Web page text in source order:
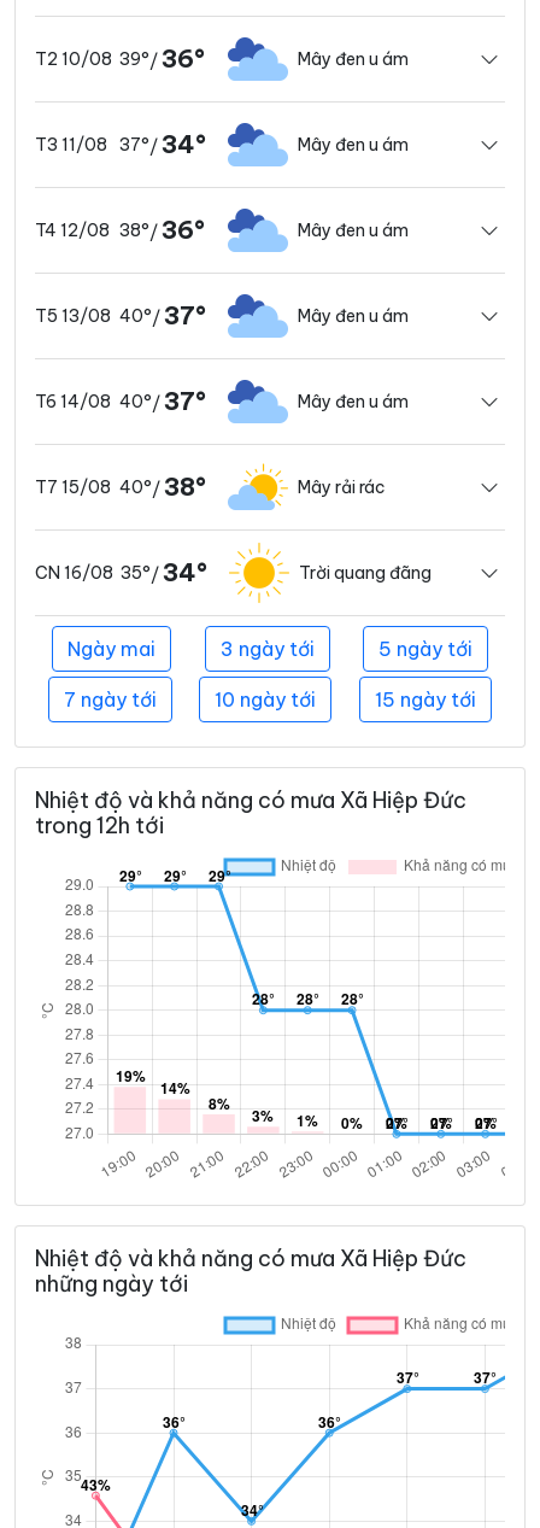
T2 10/08 39°/ 36° Mây đen u ám
T3 11/08 37°/ 34° Mây đen u ám
T4 12/08 38°/ 36° Mây đen u ám
T5 13/08 40°/ 37° Mây đen u ám
T6 14/08 40°/ 37° Mây đen u ám
T7 15/08 40°/ 38° Mây rải rác
CN 16/08 35°/ 34° Trời quang đãng
Ngày mai 3 ngày tới 5 ngày tới
7 ngày tới 10 ngày tới 15 ngày tới
Nhiệt độ và khả năng có mưa Xã Hiệp Đức
trong 12h tới
Nhiệt độ và khả năng có mưa Xã Hiệp Đức
những ngày tới